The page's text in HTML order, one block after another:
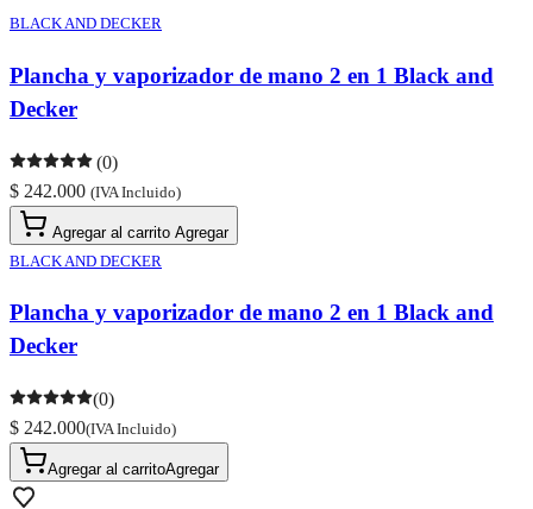
BLACK AND DECKER
Plancha y vaporizador de mano 2 en 1 Black and
Decker
(0)
$ 242.000 (IVA Incluido)
Agregar al carrito Agregar
BLACK AND DECKER
Plancha y vaporizador de mano 2 en 1 Black and
Decker
(0)
$ 242.000(IVA Incluido)
Agregar al carritoAgregar